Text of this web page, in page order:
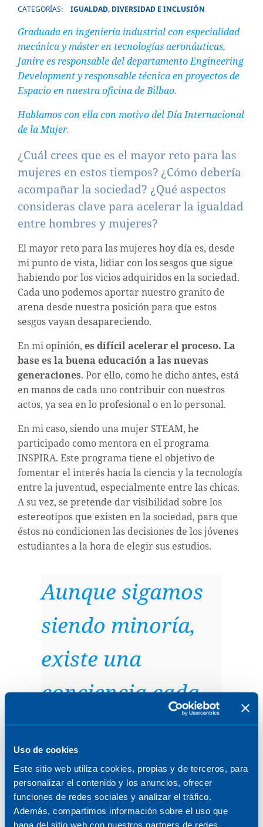
Uso de cookies
Este sitio web utiliza cookies, propias y de terceros, para
personalizar el contenido y los anuncios, ofrecer
funciones de redes sociales y analizar el tráfico.
Además, compartimos información sobre el uso que
haga del sitio web con nuestros partners de redes
CATEGORÍAS: IGUALDAD, DIVERSIDAD E INCLUSIÓN
Graduada en ingeniería industrial con especialidad
mecánica y máster en tecnologías aeronáuticas,
Janire es responsable del departamento Engineering
Development y responsable técnica en proyectos de
Espacio en nuestra oficina de Bilbao.
Hablamos con ella con motivo del Día Internacional
de la Mujer.
¿Cuál crees que es el mayor reto para las
mujeres en estos tiempos? ¿Cómo debería
acompañar la sociedad? ¿Qué aspectos
consideras clave para acelerar la igualdad
entre hombres y mujeres?
El mayor reto para las mujeres hoy día es, desde
mi punto de vista, lidiar con los sesgos que sigue
habiendo por los vicios adquiridos en la sociedad.
Cada uno podemos aportar nuestro granito de
arena desde nuestra posición para que estos
sesgos vayan desapareciendo.
En mi opinión, es difícil acelerar el proceso. La
base es la buena educación a las nuevas
generaciones. Por ello, como he dicho antes, está
en manos de cada uno contribuir con nuestros
actos, ya sea en lo profesional o en lo personal.
En mi caso, siendo una mujer STEAM, he
participado como mentora en el programa
INSPIRA. Este programa tiene el objetivo de
fomentar el interés hacia la ciencia y la tecnología
entre la juventud, especialmente entre las chicas.
A su vez, se pretende dar visibilidad sobre los
estereotipos que existen en la sociedad, para que
éstos no condicionen las decisiones de los jóvenes
estudiantes a la hora de elegir sus estudios.
Aunque sigamos
siendo minoría,
existe una
conciencia cada
vez mayor sobre
la importancia de
la inclusión de